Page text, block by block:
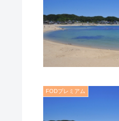
FODプレミアム